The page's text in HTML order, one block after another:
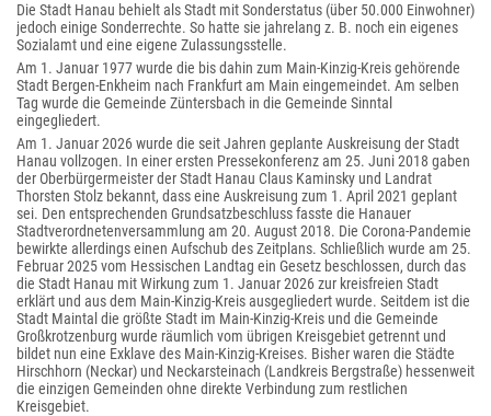
Die Stadt Hanau behielt als Stadt mit Sonderstatus (über 50.000 Einwohner)
jedoch einige Sonderrechte. So hatte sie jahrelang z. B. noch ein eigenes
Sozialamt und eine eigene Zulassungsstelle.
Am 1. Januar 1977 wurde die bis dahin zum Main-Kinzig-Kreis gehörende
Stadt Bergen-Enkheim nach Frankfurt am Main eingemeindet. Am selben
Tag wurde die Gemeinde Züntersbach in die Gemeinde Sinntal
eingegliedert.
Am 1. Januar 2026 wurde die seit Jahren geplante Auskreisung der Stadt
Hanau vollzogen. In einer ersten Pressekonferenz am 25. Juni 2018 gaben
der Oberbürgermeister der Stadt Hanau Claus Kaminsky und Landrat
Thorsten Stolz bekannt, dass eine Auskreisung zum 1. April 2021 geplant
sei. Den entsprechenden Grundsatzbeschluss fasste die Hanauer
Stadtverordnetenversammlung am 20. August 2018. Die Corona-Pandemie
bewirkte allerdings einen Aufschub des Zeitplans. Schließlich wurde am 25.
Februar 2025 vom Hessischen Landtag ein Gesetz beschlossen, durch das
die Stadt Hanau mit Wirkung zum 1. Januar 2026 zur kreisfreien Stadt
erklärt und aus dem Main-Kinzig-Kreis ausgegliedert wurde. Seitdem ist die
Stadt Maintal die größte Stadt im Main-Kinzig-Kreis und die Gemeinde
Großkrotzenburg wurde räumlich vom übrigen Kreisgebiet getrennt und
bildet nun eine Exklave des Main-Kinzig-Kreises. Bisher waren die Städte
Hirschhorn (Neckar) und Neckarsteinach (Landkreis Bergstraße) hessenweit
die einzigen Gemeinden ohne direkte Verbindung zum restlichen
Kreisgebiet.